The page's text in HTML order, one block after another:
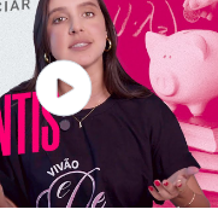
se não pagar a dívida
caduca depois de 5
nome após negociar a
dívidas além do